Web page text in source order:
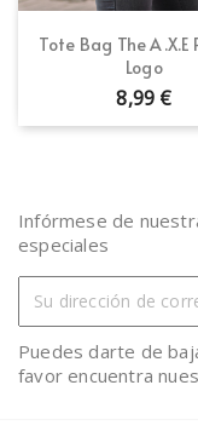
Tote Bag The A.X.E
Logo
8,99 €
Infórmese de
especiales
Puedes darte de
favor encuentra